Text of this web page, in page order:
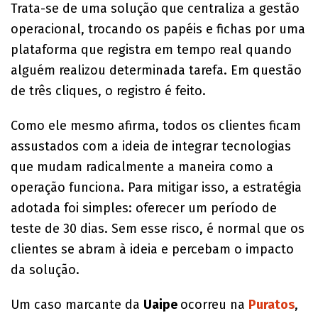
Trata-se de uma solução que centraliza a gestão
operacional, trocando os papéis e fichas por uma
plataforma que registra em tempo real quando
alguém realizou determinada tarefa. Em questão
de três cliques, o registro é feito.
Como ele mesmo afirma, todos os clientes ficam
assustados com a ideia de integrar tecnologias
que mudam radicalmente a maneira como a
operação funciona. Para mitigar isso, a estratégia
adotada foi simples: oferecer um período de
teste de 30 dias. Sem esse risco, é normal que os
clientes se abram à ideia e percebam o impacto
da solução.
Um caso marcante da Uaipe ocorreu na Puratos,